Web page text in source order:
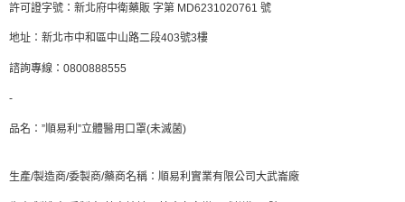
許可證字號：新北府中衛藥販 字第 MD6231020761 號
地址：新北市中和區中山路二段403號3樓
諮詢專線：0800888555
-
品名：”順易利”立體醫用口罩(未滅菌)
生產/製造商/委製商/藥商名稱：順易利實業有限公司大武崙廠